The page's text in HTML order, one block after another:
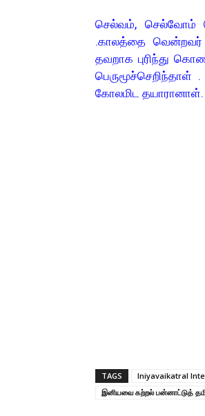
செல்வம், செல்வோம்
.காலத்தை வென்றவர்
தவறாக புரிந்து
கோலமிட
TAGS Iniyavaikatral
இனியவை கற்றல் பன்னாட்டுத்